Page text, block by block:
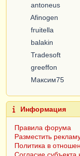
antoneus
Afinogen
fruitella
balakin
Tradesoft
greeffon
Максим75
Информация
Правила форума
Разместить
Политика в